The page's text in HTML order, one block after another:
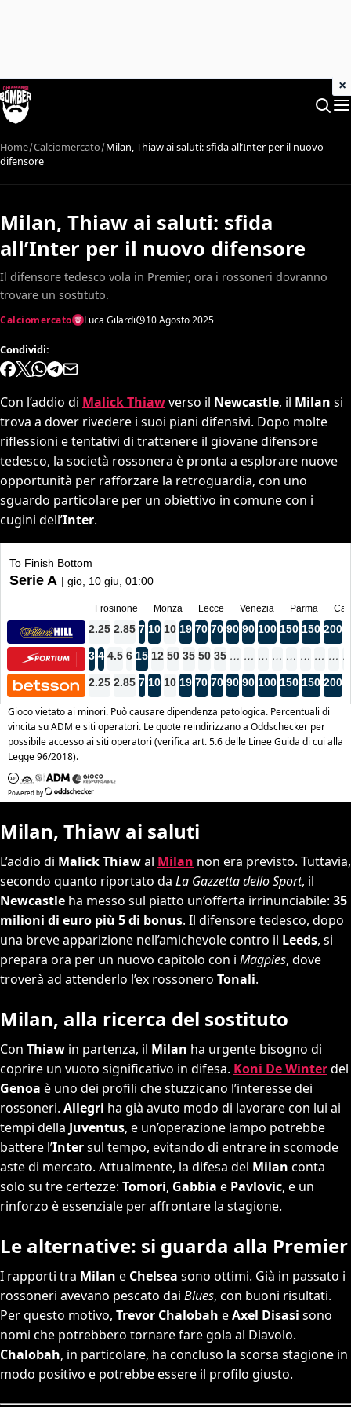
Home Calciomercato Milan, Thiaw ai saluti: sfida all’Inter per il nuovo
difensore
Milan, Thiaw ai saluti: sfida
all’Inter per il nuovo difensore
Il difensore tedesco vola in Premier, ora i rossoneri dovranno
trovare un sostituto.
Calciomercato Luca Gilardi 10 Agosto 2025
Condividi:
Con l’addio di Malick Thiawverso il Newcastle, il Milan si
trova a dover rivedere i suoi piani difensivi. Dopo molte
riflessioni e tentativi di trattenere il giovane difensore
tedesco, la società rossonera è pronta a esplorare nuove
opportunità per rafforzare la retroguardia, con uno
sguardo particolare per un obiettivo in comune con i
cugini dell’Inter.
Milan, Thiaw ai saluti
L’addio di Malick Thiawal Milan non era previsto. Tuttavia,
secondo quanto riportato da La Gazzetta dello Sport, il
Newcastle ha messo sul piatto un’offerta irrinunciabile: 35
milioni di euro più 5 di bonus. Il difensore tedesco, dopo
una breve apparizione nell’amichevole contro il Leeds, si
prepara ora per un nuovo capitolo con i Magpies, dove
troverà ad attenderlo l’ex rossonero Tonali.
Milan, alla ricerca del sostituto
Con Thiaw in partenza, il Milan ha urgente bisogno di
coprire un vuoto significativo in difesa. Koni De Winterdel
Genoa è uno dei profili che stuzzicano l’interesse dei
rossoneri. Allegri ha già avuto modo di lavorare con lui ai
tempi della Juventus, e un’operazione lampo potrebbe
battere l’Intersul tempo, evitando di entrare in scomode
aste di mercato. Attualmente, la difesa del Milan conta
solo su tre certezze: Tomori, Gabbia e Pavlovic, e un
rinforzo è essenziale per affrontare la stagione.
Le alternative: si guarda alla Premier
I rapporti tra Milan e Chelsea sono ottimi. Già in passato i
rossoneri avevano pescato dai Blues, con buoni risultati.
Per questo motivo, Trevor Chalobah eAxel Disasi sono
nomi che potrebbero tornare fare gola al Diavolo.
Chalobah, in particolare, ha concluso la scorsa stagione in
modo positivo e potrebbe essere il profilo giusto.
×